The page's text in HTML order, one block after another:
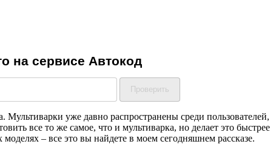
уже давно распространены среди пользователей,
все то же самое, что и мультиварка, но делает это быстрее
– все это вы найдете в моем сегодняшнем рассказе.